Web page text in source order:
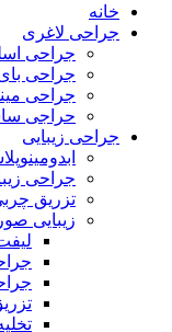
خانه
جراحی لاغری
جراحی
جراحی
جراحی
حراجی
جراحی زیبایی
جراحی
تزریق
زیبایی